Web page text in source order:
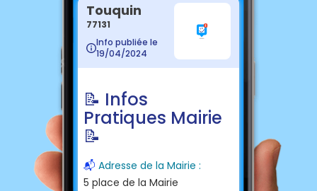
Touquin
77131
Info publiée le
19/04/2024
📝 Infos
Pratiques Mairie
📝
📬 Adresse de la Mairie :
5 place de la Mairie